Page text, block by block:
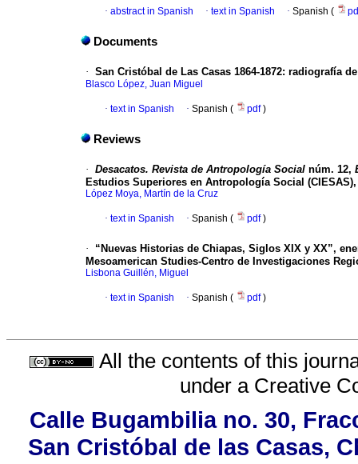
· abstract in Spanish · text in Spanish · Spanish (
Documents
· San Cristóbal de Las Casas 1864-1872: radiografía
Blasco López, Juan Miguel
· text in Spanish · Spanish ( pdf)
Reviews
· Desacatos. Revista de Antropología Social núm. 12,
Estudios Superiores en Antropología Social
López Moya, Martín de la Cruz
· text in Spanish · Spanish ( pdf)
·
“Nuevas Historias de Chiapas, Siglos XIX y XX”,
Mesoamerican Studies-Centro de Investigaciones
Lisbona Guillén, Miguel
· text in Spanish · Spanish ( pdf)
All the contents of this
under a Creative
Calle Bugambilia no. 30,
San Cristóbal de las Casas,